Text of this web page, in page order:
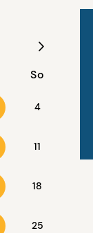
So
4
11
18
25